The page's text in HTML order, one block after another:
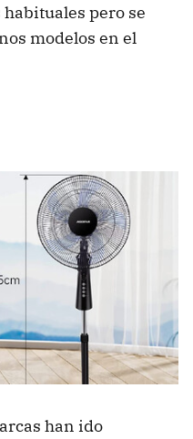
habituales pero se
modelos en el
han ido